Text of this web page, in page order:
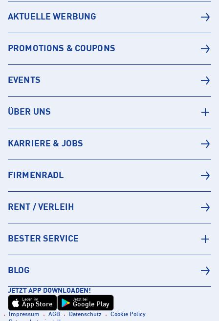
AKTUELLE WERBUNG
PROMOTIONS & COUPONS
EVENTS
ÜBER UNS
KARRIERE & JOBS
FIRMENRADL
RENT / VERLEIH
BESTER SERVICE
BLOG
JETZT APP DOWNLOADEN!
Laden im
App Store
Jetzt bei
Google Play
Impressum AGB Datenschutz
Cookie Policy